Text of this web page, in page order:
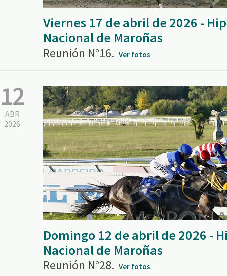
Viernes 17 de abril de 2026 -
Nacional de Maroñas
Reunión N°16. Ver fotos
12
ABR
2026
Domingo 12 de abril de 2026 -
Nacional de Maroñas
Reunión N°28. Ver fotos